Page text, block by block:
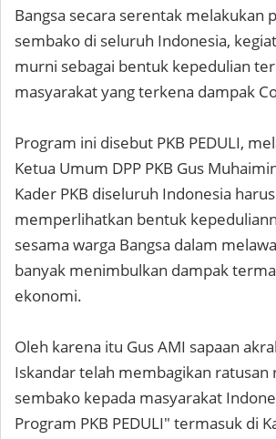
Bangsa secara serentak melakukan
sembako di seluruh Indonesia,
murni sebagai bentuk kepedulian
masyarakat yang terkena dampak
Program ini disebut PKB PEDULI,
Ketua Umum DPP PKB Gus
Kader PKB diseluruh Indonesia
memperlihatkan bentuk
sesama warga Bangsa dalam
banyak menimbulkan dampak
ekonomi.
Oleh karena itu Gus AMI sapaan
Iskandar telah membagikan ratusan
sembako kepada masyarakat
Program PKB PEDULI" termasuk di